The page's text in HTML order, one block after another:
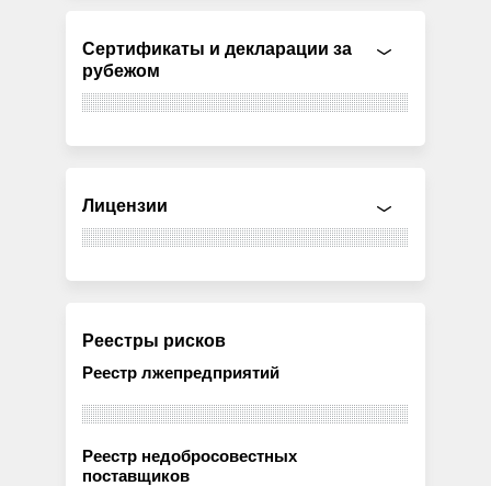
Сертификаты и декларации за
рубежом
Лицензии
Реестры рисков
Реестр лжепредприятий
Реестр недобросовестных
поставщиков